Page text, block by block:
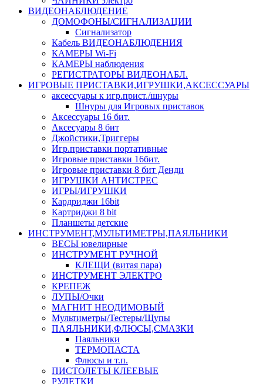
ВИДЕОНАБЛЮДЕНИЕ
ДОМОФОНЫ/СИГНАЛИЗАЦИИ
Сигнализатор
Кабель ВИДЕОНАБЛЮДЕНИЯ
КАМЕРЫ Wi-Fi
КАМЕРЫ наблюдения
РЕГИСТРАТОРЫ ВИДЕОНАБЛ.
ИГРОВЫЕ ПРИСТАВКИ,ИГРУШКИ,АКСЕССУАРЫ
аксесcуары к игр.прист./шнуры
Шнуры для Игровых приставок
Аксессуары 16 бит.
Аксесуары 8 бит
Джойстики,Триггеры
Игр.приставки портативные
Игровые приставки 16бит.
Игровые приставки 8 бит Денди
ИГРУШКИ АНТИСТРЕС
ИГРЫ/ИГРУШКИ
Кардриджи 16bit
Картриджи 8 bit
Планшеты детские
ИНСТРУМЕНТ,МУЛЬТИМЕТРЫ,ПАЯЛЬНИКИ
ВЕСЫ ювелирные
ИНСТРУМЕНТ РУЧНОЙ
КЛЕЩИ (витая пара)
ИНСТРУМЕНТ ЭЛЕКТРО
КРЕПЕЖ
ЛУПЫ/Очки
МАГНИТ НЕОДИМОВЫЙ
Мультиметры/Тестеры/Щупы
ПАЯЛЬНИКИ,ФЛЮСЫ,СМАЗКИ
Паяльники
ТЕРМОПАСТА
Флюсы и т.п.
ПИСТОЛЕТЫ КЛЕЕВЫЕ
РУЛЕТКИ